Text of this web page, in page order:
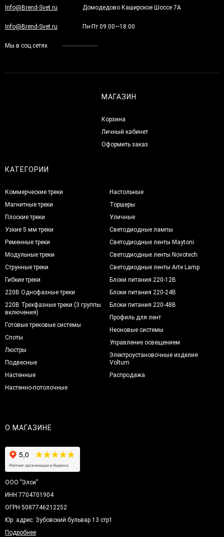
Info@Brend-Svet.ru Домодедово Каширское Шоссе 7А
Info@Brend-Svet.ru Пн-Пт 09:00—18:00
Мы в соц.сетях
МАГАЗИН
Корзина
Личный кабинет
Оформить заказ
КАТЕГОРИИ
Коммерческие треки
Магнитные треки
Плоские треки
Узкие 5 мм треки
Ременные треки
Модульные треки
Струнные треки
Гибкие треки
220В Однофазные треки
220В Трехфазные треки (3 группы
включения)
Готовые трековые системы
Споты
Люстры
Подвесные
Настенные
Настенно-потолочные
Настольные
Торшеры
Уличные
Светодиодные лампы
Светодиодные ленты Maytoni
Светодиодные ленты Novotech
Светодиодные ленты Arte Lamp
Блоки питания 220-12В
Блоки питания 220-24В
Блоки питания 220-48В
Профиль для лент
Неоновые системы
Управление освещением
Электроустановочные изделия
Voltum
Распродажа
О МАГАЗИНЕ
ООО "Элси"
ИНН 7704701904
ОГРН 5087746212252
Юр. адрес: Зубовский бульвар 13 стр1
Подробнее